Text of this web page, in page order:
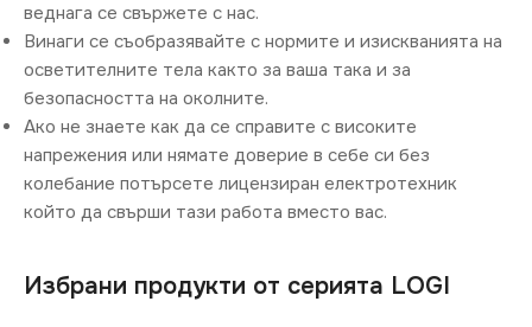
веднага се свържете с нас.
Винаги се съобразявайте с нормите и изискванията на
осветителните тела както за ваша така и за
безопасността на околните.
Ако не знаете как да се справите с високите
напрежения или нямате доверие в себе си без
колебание потърсете лицензиран електротехник
който да свърши тази работа вместо вас.
Избрани продукти от серията LOGI